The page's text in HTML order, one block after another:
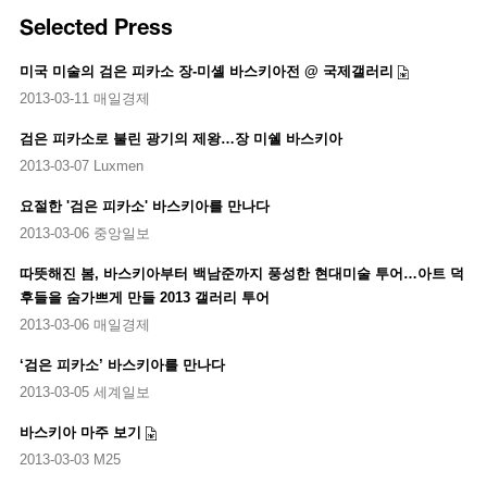
Selected Press
미국 미술의 검은 피카소 장-미셸 바스키아전 @ 국제갤러리
2013-03-11 매일경제
검은 피카소로 불린 광기의 제왕…장 미쉘 바스키아
2013-03-07 Luxmen
요절한 '검은 피카소' 바스키아를 만나다
2013-03-06 중앙일보
따뜻해진 봄, 바스키아부터 백남준까지 풍성한 현대미술 투어…아트 덕
후들을 숨가쁘게 만들 2013 갤러리 투어
2013-03-06 매일경제
‘검은 피카소’ 바스키아를 만나다
2013-03-05 세계일보
바스키아 마주 보기
2013-03-03 M25